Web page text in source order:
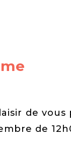
de
de